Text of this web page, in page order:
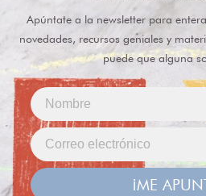
Apúntate a la newsletter para
novedades, recursos geniales y
puede que alguna
¡ME